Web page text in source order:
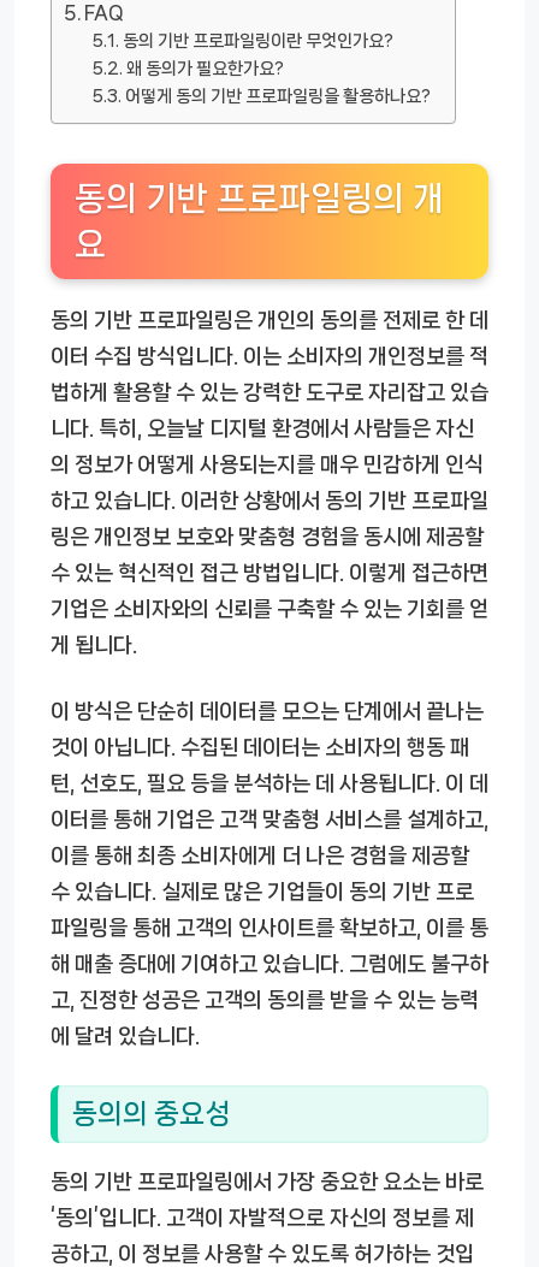
FAQ
동의 기반 프로파일링이란 무엇인가요?
왜 동의가 필요한가요?
어떻게 동의 기반 프로파일링을 활용하나요?
동의 기반 프로파일링의 개
요
동의 기반 프로파일링은 개인의 동의를 전제로 한 데
이터 수집 방식입니다. 이는 소비자의 개인정보를 적
법하게 활용할 수 있는 강력한 도구로 자리잡고 있습
니다. 특히, 오늘날 디지털 환경에서 사람들은 자신
의 정보가 어떻게 사용되는지를 매우 민감하게 인식
하고 있습니다. 이러한 상황에서 동의 기반 프로파일
링은 개인정보 보호와 맞춤형 경험을 동시에 제공할
수 있는 혁신적인 접근 방법입니다. 이렇게 접근하면
기업은 소비자와의 신뢰를 구축할 수 있는 기회를 얻
게 됩니다.
이 방식은 단순히 데이터를 모으는 단계에서 끝나는
것이 아닙니다. 수집된 데이터는 소비자의 행동 패
턴, 선호도, 필요 등을 분석하는 데 사용됩니다. 이 데
이터를 통해 기업은 고객 맞춤형 서비스를 설계하고,
이를 통해 최종 소비자에게 더 나은 경험을 제공할
수 있습니다. 실제로 많은 기업들이 동의 기반 프로
파일링을 통해 고객의 인사이트를 확보하고, 이를 통
해 매출 증대에 기여하고 있습니다. 그럼에도 불구하
고, 진정한 성공은 고객의 동의를 받을 수 있는 능력
에 달려 있습니다.
동의의 중요성
동의 기반 프로파일링에서 가장 중요한 요소는 바로
‘동의’입니다. 고객이 자발적으로 자신의 정보를 제
공하고, 이 정보를 사용할 수 있도록 허가하는 것입